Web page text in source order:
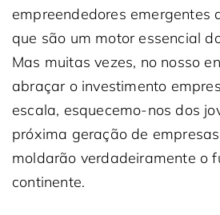
empreendedores emergentes
que são um motor essencial
Mas muitas vezes, no nosso
abraçar o investimento
escala, esquecemo-nos dos
próxima geração de
moldarão verdadeiramente o
continente.